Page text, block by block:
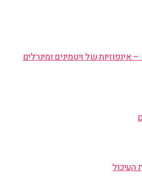
– אינפוזיות של ויטמינים ומינרלים
העיכול